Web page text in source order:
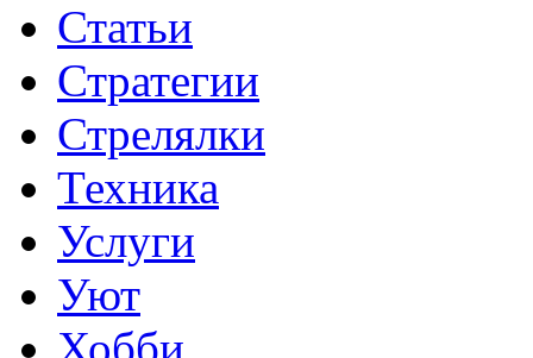
Статьи
Стратегии
Стрелялки
Техника
Услуги
Уют